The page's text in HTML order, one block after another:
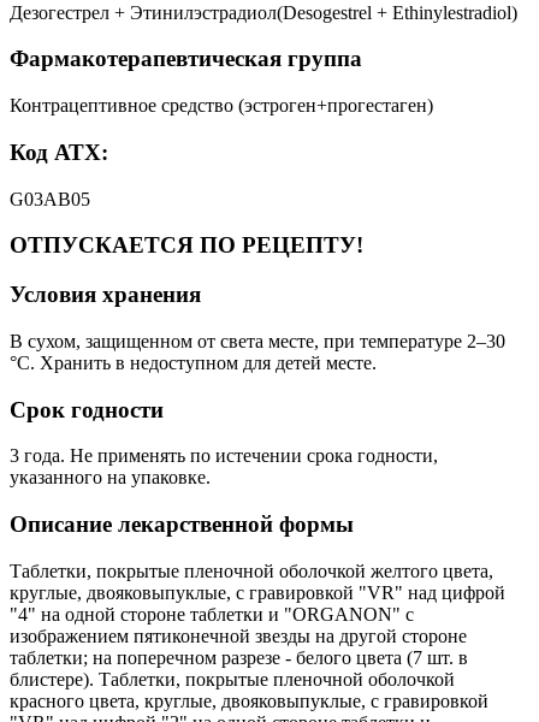
Дезогестрел + Этинилэстрадиол(Desogestrel + Ethinylestradiol)
Фармакотерапевтическая группа
Контрацептивное средство (эстроген+прогестаген)
Код АТХ:
G03AB05
ОТПУСКАЕТСЯ ПО РЕЦЕПТУ!
Условия хранения
В сухом, защищенном от света месте, при температуре 2–30
°C. Хранить в недоступном для детей месте.
Срок годности
3 года. Не применять по истечении срока годности,
указанного на упаковке.
Описание лекарственной формы
Таблетки, покрытые пленочной оболочкой желтого цвета,
круглые, двояковыпуклые, с гравировкой "VR" над цифрой
"4" на одной стороне таблетки и "ORGANON" с
изображением пятиконечной звезды на другой стороне
таблетки; на поперечном разрезе - белого цвета (7 шт. в
блистере). Таблетки, покрытые пленочной оболочкой
красного цвета, круглые, двояковыпуклые, с гравировкой